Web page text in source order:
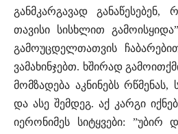
განმკარგავად განაწესებენ,
თავისი სისხლით
გამოუცდელთათვის
ვამახინჯებთ. ხშირად
მომზადება აკნინებს რწმენას,
და ასე შემდეგ. აქ კარგი
იერონიმეს სიტყვები: